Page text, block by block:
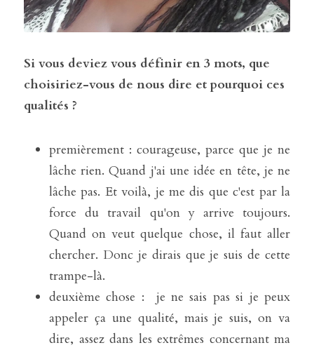
Si vous deviez vous définir en 3 mots, que
choisiriez-vous de nous dire et pourquoi ces
qualités ?
premièrement : courageuse, parce que je ne
lâche rien. Quand j'ai une idée en tête, je ne
lâche pas. Et voilà, je me dis que c'est par la
force du travail qu'on y arrive toujours.
Quand on veut quelque chose, il faut aller
chercher. Donc je dirais que je suis de cette
trampe-là.
deuxième chose :  je ne sais pas si je peux
appeler ça une qualité, mais je suis, on va
dire, assez dans les extrêmes concernant ma